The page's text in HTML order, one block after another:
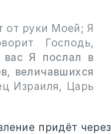
от руки Моей; Я
Господь,
вас Я послал в
величавшихся
Израиля, Царь
придёт через